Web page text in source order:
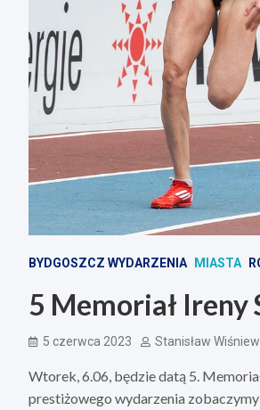
BYDGOSZCZ WYDARZENIA MIASTA
5 Memoriał Ireny
5 czerwca 2023 Stanisław
Wtorek, 6.06, będzie datą 5.
prestiżowego wydarzenia